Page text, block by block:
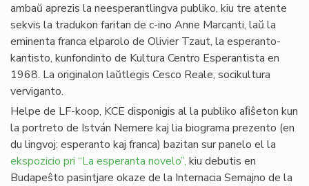
ambaŭ aprezis la neesperantlingva publiko, kiu tre atente
sekvis la tradukon faritan de c-ino Anne Marcanti, laŭ la
eminenta franca elparolo de Olivier Tzaut, la esperanto-
kantisto, kunfondinto de Kultura Centro Esperantista en
1968. La originalon laŭtlegis Cesco Reale, socikultura
verviganto.
Helpe de LF-koop, KCE disponigis al la publiko aﬁŝeton kun
la portreto de István Nemere kaj lia biograma prezento (en
du lingvoj: esperanto kaj franca) bazitan sur panelo el la
ekspozicio pri “La esperanta novelo”, kiu debutis en
Budapeŝto pasintjare okaze de la Internacia Semajno de la